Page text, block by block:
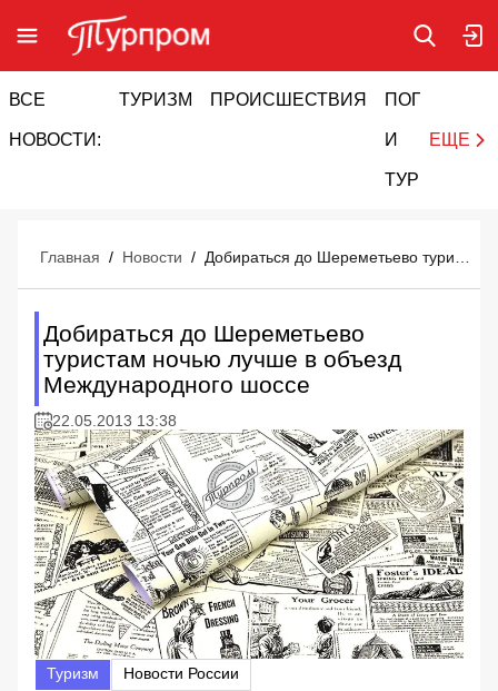
ВСЕ
НОВОСТИ:
ТУРИЗМ ПРОИСШЕСТВИЯ ПОГОДА
И
ТУРИЗМ
ЕЩЕ
Главная / Новости /
Добираться до Шереметьево
туристам ночью лучше в объезд
Международного шоссе
22.05.2013 13:38
Туризм Новости России